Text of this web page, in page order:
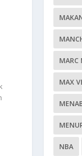
MARC
MAX
NBA